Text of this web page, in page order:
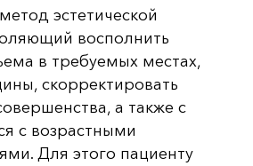
эстетической
восполнить
в требуемых местах,
скорректировать
а также с
с возрастными
Для этого пациенту